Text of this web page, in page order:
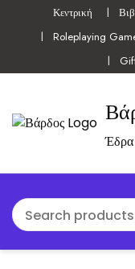
Κεντρική
Roleplaying
Έδρα